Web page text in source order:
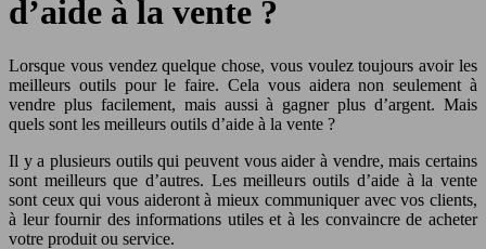
d’aide à la vente ?
Lorsque vous vendez quelque chose, vous voulez toujours avoir les
meilleurs outils pour le faire. Cela vous aidera non seulement à
vendre plus facilement, mais aussi à gagner plus d’argent. Mais
quels sont les meilleurs outils d’aide à la vente ?
Il y a plusieurs outils qui peuvent vous aider à vendre, mais certains
sont meilleurs que d’autres. Les meilleurs outils d’aide à la vente
sont ceux qui vous aideront à mieux communiquer avec vos clients,
à leur fournir des informations utiles et à les convaincre de acheter
votre produit ou service.